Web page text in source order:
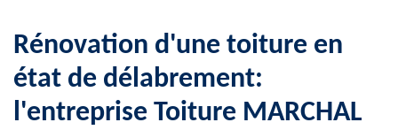
Rénovation d'une toiture en
état de délabrement:
l'entreprise Toiture MARCHAL